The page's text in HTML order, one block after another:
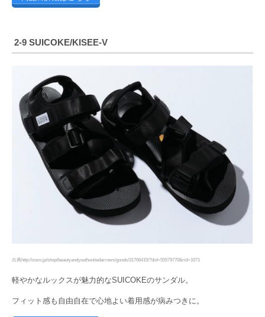
2-9 SUICOKE/KISEE-V
出典http://zozo.jp/shop/beautyandyouthunitedarrows/goods/31766415/?did=55579770&rid=1071
軽やかなルックスが魅力的なSUICOKEのサンダル。
フィット感も自由自在で心地よい着用感が病みつきに。